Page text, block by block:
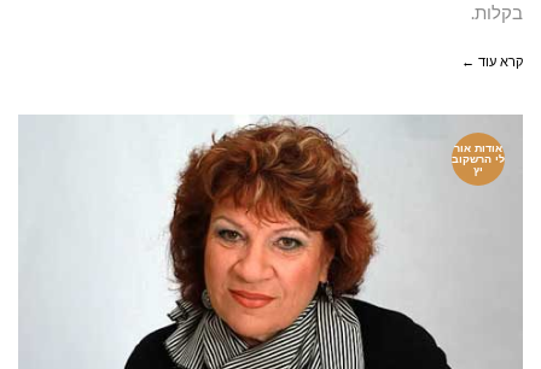
בקלות.
קרא עוד ←
אודות אור
לי הרשקוב
יץ